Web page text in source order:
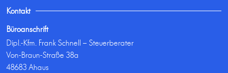
Kontakt
Büroanschrift
Dipl.-Kfm. Frank Schnell – Steuerberater
Von-Braun-Straße 38a
48683 Ahaus